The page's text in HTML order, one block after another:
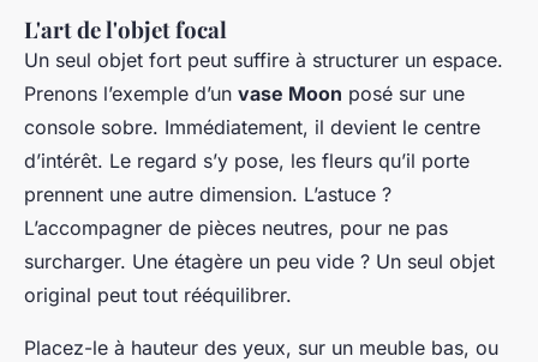
L'art de l'objet focal
Un seul objet fort peut suffire à structurer un espace.
Prenons l’exemple d’un vase Moon posé sur une
console sobre. Immédiatement, il devient le centre
d’intérêt. Le regard s’y pose, les fleurs qu’il porte
prennent une autre dimension. L’astuce ?
L’accompagner de pièces neutres, pour ne pas
surcharger. Une étagère un peu vide ? Un seul objet
original peut tout rééquilibrer.
Placez-le à hauteur des yeux, sur un meuble bas, ou